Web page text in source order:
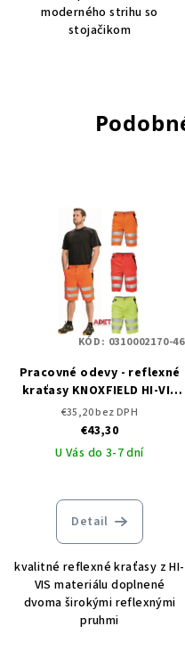
moderného strihu so
stojačikom
Pracovné odevy - reflexné
kraťasy KNOXFIELD HI-VIS
ČERVA
€35,20 bez DPH
€43,30
U Vás do 3-7 dní
Detail
kvalitné reflexné kraťasy z HI-
VIS materiálu doplnené
dvoma širokými reflexnými
pruhmi
KÓD: 0310002170-46